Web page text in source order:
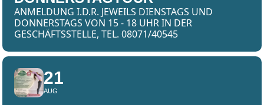
ANMELDUNG I.D.R. JEWEILS DIENSTAGS UND
DONNERSTAGS VON 15 - 18 UHR IN DER
GESCHÄFTSSTELLE, TEL. 08071/40545
21
AUG